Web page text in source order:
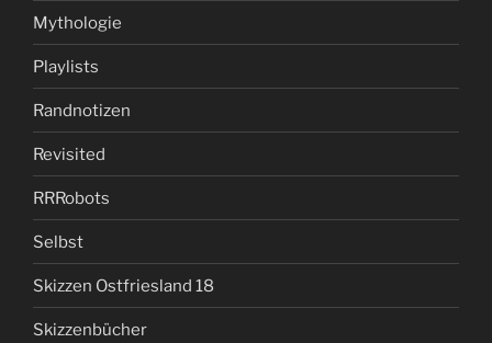
Mythologie
Playlists
Randnotizen
Revisited
RRRobots
Selbst
Skizzen Ostfriesland 18
Skizzenbücher